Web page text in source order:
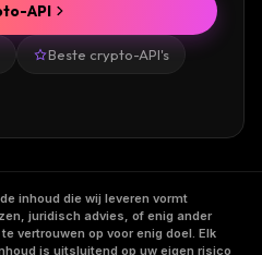
Beste crypto-API's
API
inhoud die wij leveren vormt
juridisch advies, of enig ander
vertrouwen op voor enig doel. Elk
is uitsluitend op uw eigen risico